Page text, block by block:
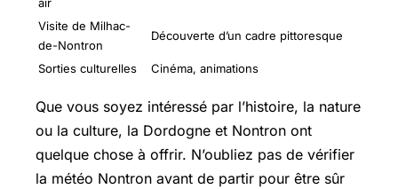
air
Visite de Milhac-
de-Nontron
Découverte d’un cadre pittoresque
Sorties culturelles Cinéma, animations
Que vous soyez intéressé par l’histoire, la nature
ou la culture, la Dordogne et Nontron ont
quelque chose à offrir. N’oubliez pas de vérifier
la météo Nontron avant de partir pour être sûr